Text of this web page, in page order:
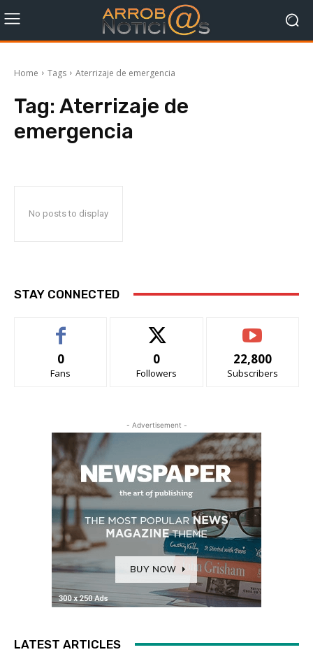
Home Tags Aterrizaje de emergencia
Tag: Aterrizaje de
emergencia
No posts to display
STAY CONNECTED
0
Fans
0
Followers
22,800
Subscribers
- Advertisement -
LATEST ARTICLES